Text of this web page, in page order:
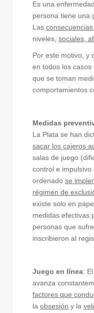
Es una
persona tiene una
Las
niveles, sociales,
Por este motivo, y
en todos los
que se toman
comportamientos
Medidas
La Plata se han
sacar los cajeros
salas de juego
control e
ordenado se
régimen de
existe solo en
medidas efectivas
personas que
inscribieron al
Juego en línea: El
avanza
factores que
la obsesión y la